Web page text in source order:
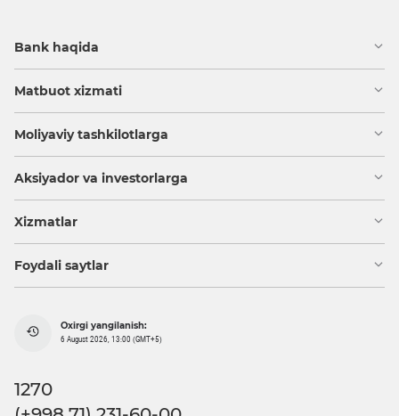
Bank haqida
Matbuot xizmati
Moliyaviy tashkilotlarga
Aksiyador va investorlarga
Xizmatlar
Foydali saytlar
Oxirgi yangilanish:
6 August 2026, 13:00 (GMT+5)
1270